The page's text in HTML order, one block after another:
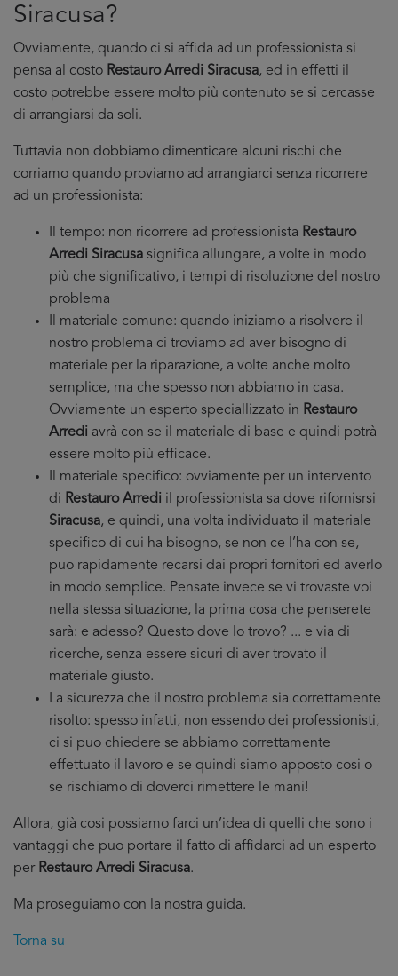
Siracusa?
Ovviamente, quando ci si affida ad un professionista si
pensa al costo Restauro Arredi Siracusa, ed in effetti il
costo potrebbe essere molto più contenuto se si cercasse
di arrangiarsi da soli.
Tuttavia non dobbiamo dimenticare alcuni rischi che
corriamo quando proviamo ad arrangiarci senza ricorrere
ad un professionista:
Il tempo: non ricorrere ad professionista Restauro
Arredi Siracusa significa allungare, a volte in modo
più che significativo, i tempi di risoluzione del nostro
problema
Il materiale comune: quando iniziamo a risolvere il
nostro problema ci troviamo ad aver bisogno di
materiale per la riparazione, a volte anche molto
semplice, ma che spesso non abbiamo in casa.
Ovviamente un esperto speciallizzato in Restauro
Arredi avrà con se il materiale di base e quindi potrà
essere molto più efficace.
Il materiale specifico: ovviamente per un intervento
di Restauro Arredi il professionista sa dove rifornisrsi
Siracusa, e quindi, una volta individuato il materiale
specifico di cui ha bisogno, se non ce l’ha con se,
puo rapidamente recarsi dai propri fornitori ed averlo
in modo semplice. Pensate invece se vi trovaste voi
nella stessa situazione, la prima cosa che penserete
sarà: e adesso? Questo dove lo trovo? ... e via di
ricerche, senza essere sicuri di aver trovato il
materiale giusto.
La sicurezza che il nostro problema sia correttamente
risolto: spesso infatti, non essendo dei professionisti,
ci si puo chiedere se abbiamo correttamente
effettuato il lavoro e se quindi siamo apposto cosi o
se rischiamo di doverci rimettere le mani!
Allora, già cosi possiamo farci un’idea di quelli che sono i
vantaggi che puo portare il fatto di affidarci ad un esperto
per Restauro Arredi Siracusa.
Ma proseguiamo con la nostra guida.
Torna su